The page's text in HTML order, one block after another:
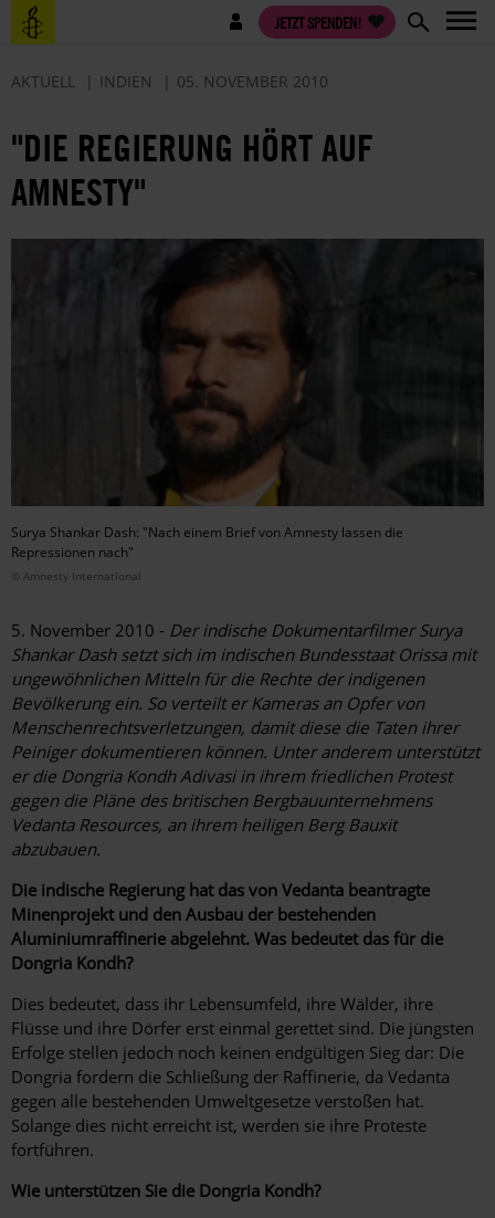
Direkt
zum
Benutzermenü JETZT SPENDEN!
AKTUELL INDIEN 05. NOVEMBER 2010
"DIE REGIERUNG HÖRT AUF
AMNESTY"
Surya Shankar Dash: "Nach einem Brief von Amnesty lassen die
Repressionen nach"
© Amnesty International
5. November 2010 - Der indische Dokumentarfilmer Surya
Shankar Dash setzt sich im indischen Bundesstaat Orissa mit
ungewöhnlichen Mitteln für die Rechte der indigenen
Bevölkerung ein. So verteilt er Kameras an Opfer von
Menschenrechtsverletzungen, damit diese die Taten ihrer
Peiniger dokumentieren können. Unter anderem unterstützt
er die Dongria Kondh Adivasi in ihrem friedlichen Protest
gegen die Pläne des britischen Bergbauunternehmens
Vedanta Resources, an ihrem heiligen Berg Bauxit
abzubauen.
Die indische Regierung hat das von Vedanta beantragte
Minenprojekt und den Ausbau der bestehenden
Aluminiumraffinerie abgelehnt. Was bedeutet das für die
Dongria Kondh?
Dies bedeutet, dass ihr Lebensumfeld, ihre Wälder, ihre
Flüsse und ihre Dörfer erst einmal gerettet sind. Die jüngsten
Erfolge stellen jedoch noch keinen endgültigen Sieg dar: Die
Dongria fordern die Schließung der Raffinerie, da Vedanta
gegen alle bestehenden Umweltgesetze verstoßen hat.
Solange dies nicht erreicht ist, werden sie ihre Proteste
fortführen.
Wie unterstützen Sie die Dongria Kondh?